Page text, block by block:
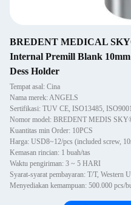
BREDENT MEDICAL
Internal Premill Blank
Dess Holder
Tempat asal: Cina
Nama merek: ANGELS
Sertifikasi: TUV CE, ISO13485,
Nomor model: BREDENT MEDIS
Kuantitas min Order: 10PCS
Harga: USD8~12/pcs (included screw,
Kemasan rincian: 1 buah/tas
Waktu pengiriman: 3 ~ 5 HARI
Syarat-syarat pembayaran: T/T, Western
Menyediakan kemampuan: 500.000 pcs/